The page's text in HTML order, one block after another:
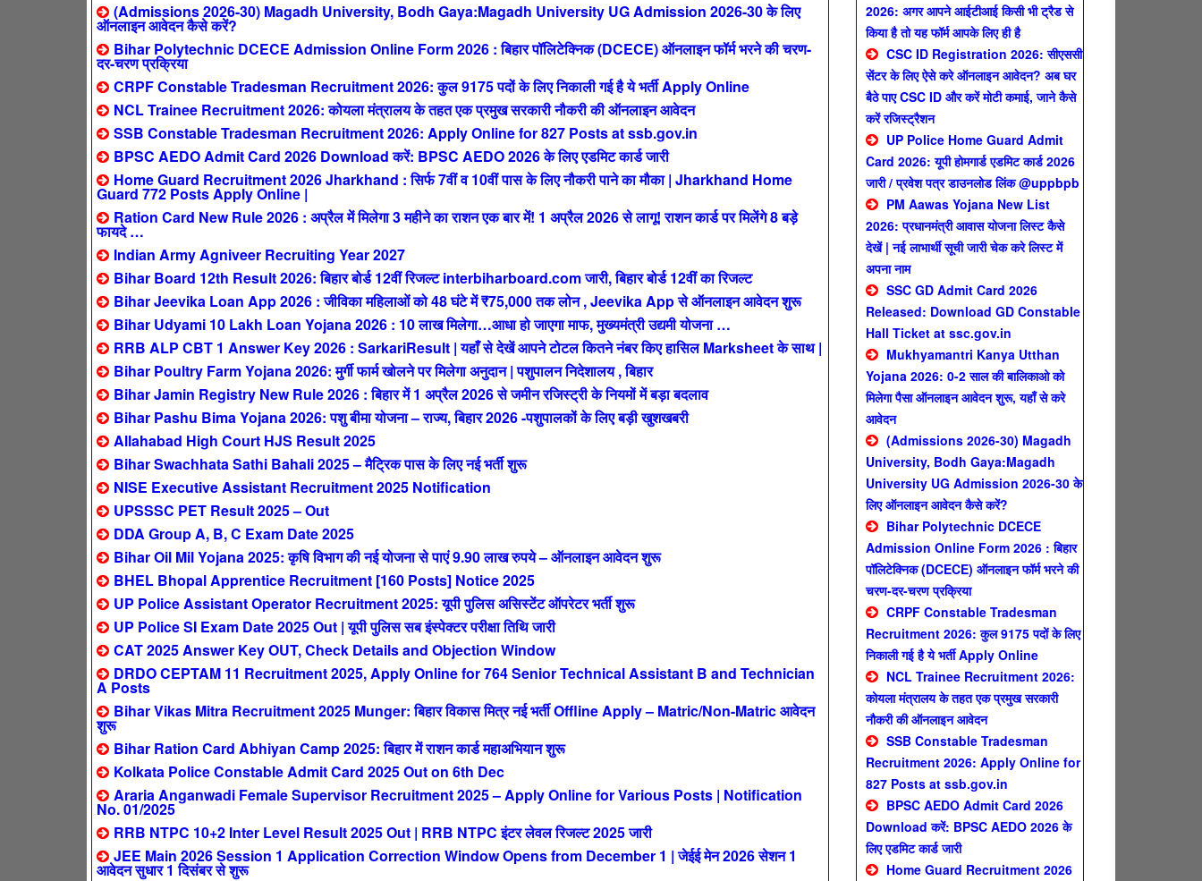
(Admissions 2026-30) Magadh University, Bodh Gaya:Magadh University UG Admission 2026-30 के लिए
ऑनलाइन आवेदन कैसे करें?
Bihar Polytechnic DCECE Admission Online Form 2026 : बिहार पॉलिटेक्निक (DCECE) ऑनलाइन फॉर्म भरने की चरण-
दर-चरण प्रक्रिया
CRPF Constable Tradesman Recruitment 2026: कुल 9175 पदों के लिए निकाली गई है ये भर्ती Apply Online
NCL Trainee Recruitment 2026: कोयला मंत्रालय के तहत एक प्रमुख सरकारी नौकरी की ऑनलाइन आवेदन
SSB Constable Tradesman Recruitment 2026: Apply Online for 827 Posts at ssb.gov.in
BPSC AEDO Admit Card 2026 Download करें: BPSC AEDO 2026 के लिए एडमिट कार्ड जारी
Home Guard Recruitment 2026 Jharkhand : सिर्फ 7वीं व 10वीं पास के लिए नौकरी पाने का मौका | Jharkhand Home
Guard 772 Posts Apply Online |
Ration Card New Rule 2026 : अप्रैल में मिलेगा 3 महीने का राशन एक बार में! 1 अप्रैल 2026 से लागू! राशन कार्ड पर मिलेंगे 8 बड़े
फायदे …
Indian Army Agniveer Recruiting Year 2027
Bihar Board 12th Result 2026: बिहार बोर्ड 12वीं रिजल्ट interbiharboard.com जारी, बिहार बोर्ड 12वीं का रिजल्ट
Bihar Jeevika Loan App 2026 : जीविका महिलाओं को 48 घंटे में ₹75,000 तक लोन , Jeevika App से ऑनलाइन आवेदन शुरू
Bihar Udyami 10 Lakh Loan Yojana 2026 : 10 लाख मिलेगा…आधा हो जाएगा माफ, मुख्यमंत्री उद्यमी योजना …
RRB ALP CBT 1 Answer Key 2026 : SarkariResult | यहाँ से देखें आपने टोटल कितने नंबर किए हासिल Marksheet के साथ |
Bihar Poultry Farm Yojana 2026: मुर्गी फार्म खोलने पर मिलेगा अनुदान | पशुपालन निदेशालय , बिहार
Bihar Jamin Registry New Rule 2026 : बिहार में 1 अप्रैल 2026 से जमीन रजिस्ट्री के नियमों में बड़ा बदलाव
Bihar Pashu Bima Yojana 2026: पशु बीमा योजना – राज्य, बिहार 2026 -पशुपालकों के लिए बड़ी खुशखबरी
Allahabad High Court HJS Result 2025
Bihar Swachhata Sathi Bahali 2025 – मैट्रिक पास के लिए नई भर्ती शुरू
NISE Executive Assistant Recruitment 2025 Notification
UPSSSC PET Result 2025 – Out
DDA Group A, B, C Exam Date 2025
Bihar Oil Mil Yojana 2025: कृषि विभाग की नई योजना से पाएं 9.90 लाख रुपये – ऑनलाइन आवेदन शुरू
BHEL Bhopal Apprentice Recruitment [160 Posts] Notice 2025
UP Police Assistant Operator Recruitment 2025: यूपी पुलिस असिस्टेंट ऑपरेटर भर्ती शुरू
UP Police SI Exam Date 2025 Out | यूपी पुलिस सब इंस्पेक्टर परीक्षा तिथि जारी
CAT 2025 Answer Key OUT, Check Details and Objection Window
DRDO CEPTAM 11 Recruitment 2025, Apply Online for 764 Senior Technical Assistant B and Technician
A Posts
Bihar Vikas Mitra Recruitment 2025 Munger: बिहार विकास मित्र नई भर्ती Offline Apply – Matric/Non-Matric आवेदन
शुरू
Bihar Ration Card Abhiyan Camp 2025: बिहार में राशन कार्ड महाअभियान शुरू
Kolkata Police Constable Admit Card 2025 Out on 6th Dec
Araria Anganwadi Female Supervisor Recruitment 2025 – Apply Online for Various Posts | Notification
No. 01/2025
RRB NTPC 10+2 Inter Level Result 2025 Out | RRB NTPC इंटर लेवल रिजल्ट 2025 जारी
JEE Main 2026 Session 1 Application Correction Window Opens from December 1 | जेईई मेन 2026 सेशन 1
आवेदन सुधार 1 दिसंबर से शुरू
2026: अगर आपने आईटीआई किसी भी ट्रैड से
किया है तो यह फॉर्म आपके लिए ही है
CSC ID Registration 2026: सीएससी
सेंटर के लिए ऐसे करे ऑनलाइन आवेदन? अब घर
बैठे पाए CSC ID और करें मोटी कमाई, जाने कैसे
करें रजिस्ट्रैशन
UP Police Home Guard Admit
Card 2026: यूपी होमगार्ड एडमिट कार्ड 2026
जारी / प्रवेश पत्र डाउनलोड लिंक @uppbpb
PM Aawas Yojana New List
2026: प्रधानमंत्री आवास योजना लिस्ट कैसे
देखें | नई लाभार्थी सूची जारी चेक करे लिस्ट में
अपना नाम
SSC GD Admit Card 2026
Released: Download GD Constable
Hall Ticket at ssc.gov.in
Mukhyamantri Kanya Utthan
Yojana 2026: 0-2 साल की बालिकाओ को
मिलेगा पैसा ऑनलाइन आवेदन शुरू, यहाँ से करे
आवेदन
(Admissions 2026-30) Magadh
University, Bodh Gaya:Magadh
University UG Admission 2026-30 के
लिए ऑनलाइन आवेदन कैसे करें?
Bihar Polytechnic DCECE
Admission Online Form 2026 : बिहार
पॉलिटेक्निक (DCECE) ऑनलाइन फॉर्म भरने की
चरण-दर-चरण प्रक्रिया
CRPF Constable Tradesman
Recruitment 2026: कुल 9175 पदों के लिए
निकाली गई है ये भर्ती Apply Online
NCL Trainee Recruitment 2026:
कोयला मंत्रालय के तहत एक प्रमुख सरकारी
नौकरी की ऑनलाइन आवेदन
SSB Constable Tradesman
Recruitment 2026: Apply Online for
827 Posts at ssb.gov.in
BPSC AEDO Admit Card 2026
Download करें: BPSC AEDO 2026 के
लिए एडमिट कार्ड जारी
Home Guard Recruitment 2026